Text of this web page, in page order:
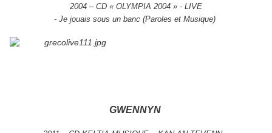
2004 – CD « OLYMPIA 2004 » - LIVE
- Je jouais sous un banc (Paroles et Musique)
GWENNYN